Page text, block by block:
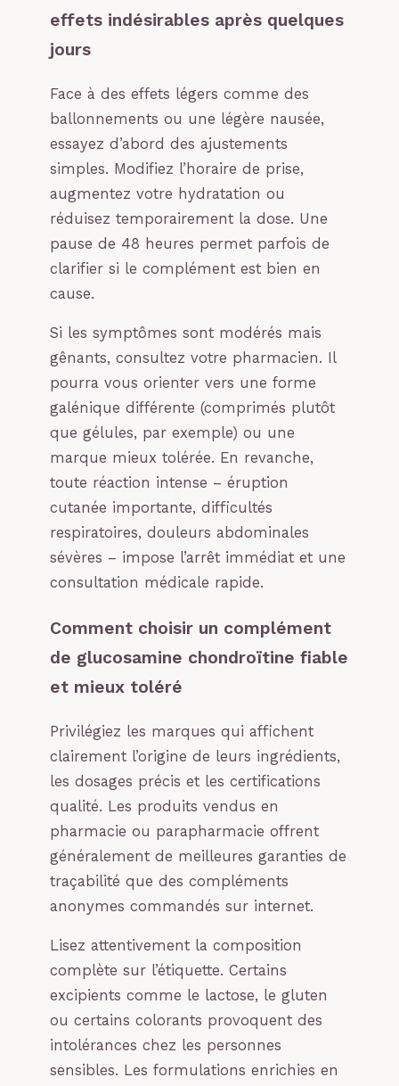
effets indésirables après quelques
jours
Face à des effets légers comme des
ballonnements ou une légère nausée,
essayez d’abord des ajustements
simples. Modifiez l’horaire de prise,
augmentez votre hydratation ou
réduisez temporairement la dose. Une
pause de 48 heures permet parfois de
clarifier si le complément est bien en
cause.
Si les symptômes sont modérés mais
gênants, consultez votre pharmacien. Il
pourra vous orienter vers une forme
galénique différente (comprimés plutôt
que gélules, par exemple) ou une
marque mieux tolérée. En revanche,
toute réaction intense – éruption
cutanée importante, difficultés
respiratoires, douleurs abdominales
sévères – impose l’arrêt immédiat et une
consultation médicale rapide.
Comment choisir un complément
de glucosamine chondroïtine fiable
et mieux toléré
Privilégiez les marques qui affichent
clairement l’origine de leurs ingrédients,
les dosages précis et les certifications
qualité. Les produits vendus en
pharmacie ou parapharmacie offrent
généralement de meilleures garanties de
traçabilité que des compléments
anonymes commandés sur internet.
Lisez attentivement la composition
complète sur l’étiquette. Certains
excipients comme le lactose, le gluten
ou certains colorants provoquent des
intolérances chez les personnes
sensibles. Les formulations enrichies en